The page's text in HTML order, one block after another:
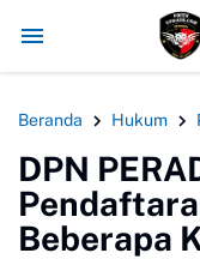
4 Bogor Gelar
Beranda Hukum
DPN
Beberapa